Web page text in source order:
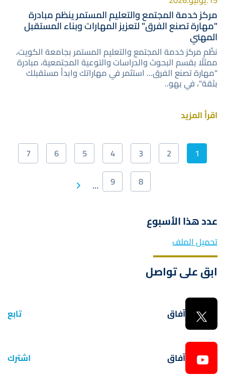
مركز خدمة المجتمع والتعليم المستمر ينظم مبادرة
"مهارة تصنع الفرق" لتعزيز المهارات وبناء المستقبل
المهني
نظّم مركز خدمة المجتمع والتعليم المستمر بجامعة الكويت،
ممثلًا بقسم البحوث والدراسات والتوعية المجتمعية، مبادرة
"مهارة تصنع الفرق... استثمر في مهاراتك وابدأ مستقبلك
بثقة"، في بهو..
اقرأ المزيد
Pagination
Currentالصفحةالصفحةالصفحة
4 الصفحة
5 الصفحة
6 الصفحة
الصفحة
8 الصفحة
9
…
عدد هذا الأسبوع
تحميل الملف
ابق على تواصل
آفاق تابع
آفاق اشترك